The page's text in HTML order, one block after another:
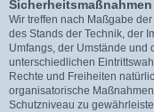
Sicherheitsmaßnahmen
Wir treffen nach Maßgabe
des Stands der Technik, der
Umfangs, der Umstände und
unterschiedlichen
Rechte und Freiheiten
organisatorische
Schutzniveau zu